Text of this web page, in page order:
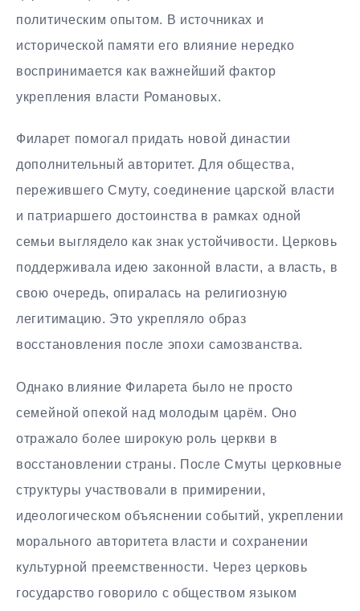
политическим опытом. В источниках и
исторической памяти его влияние нередко
воспринимается как важнейший фактор
укрепления власти Романовых.
Филарет помогал придать новой династии
дополнительный авторитет. Для общества,
пережившего Смуту, соединение царской власти
и патриаршего достоинства в рамках одной
семьи выглядело как знак устойчивости. Церковь
поддерживала идею законной власти, а власть, в
свою очередь, опиралась на религиозную
легитимацию. Это укрепляло образ
восстановления после эпохи самозванства.
Однако влияние Филарета было не просто
семейной опекой над молодым царём. Оно
отражало более широкую роль церкви в
восстановлении страны. После Смуты церковные
структуры участвовали в примирении,
идеологическом объяснении событий, укреплении
морального авторитета власти и сохранении
культурной преемственности. Через церковь
государство говорило с обществом языком